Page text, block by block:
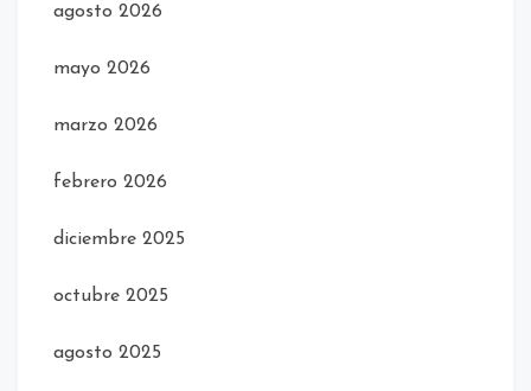
agosto 2026
mayo 2026
marzo 2026
febrero 2026
diciembre 2025
octubre 2025
agosto 2025